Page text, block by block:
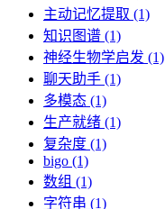
主动记忆提取 (1)
知识图谱 (1)
神经生物学启发 (1)
聊天助手 (1)
多模态 (1)
生产就绪 (1)
复杂度 (1)
bigo (1)
数组 (1)
字符串 (1)